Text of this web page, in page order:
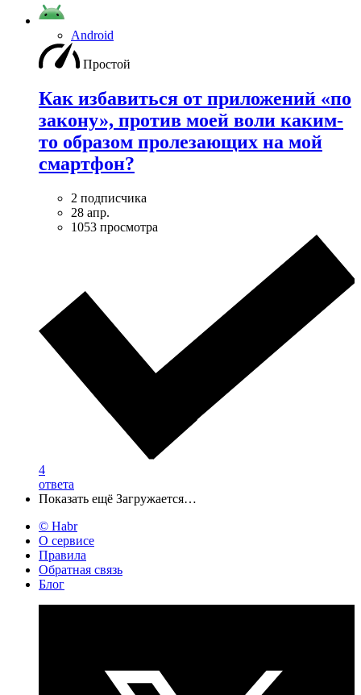
Android
Простой
Как избавиться от приложений «по
закону», против моей воли каким-
то образом пролезающих на мой
смартфон?
2 подписчика
28 апр.
1053 просмотра
4
ответа
Показать ещё Загружается…
© Habr
О сервисе
Правила
Обратная связь
Блог